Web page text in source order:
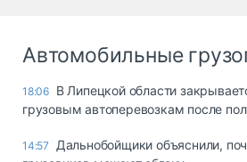
Автомобильные
18:06 В Липецкой области
грузовым автоперевозкам после
14:57
Дальнобойщики объяснили,